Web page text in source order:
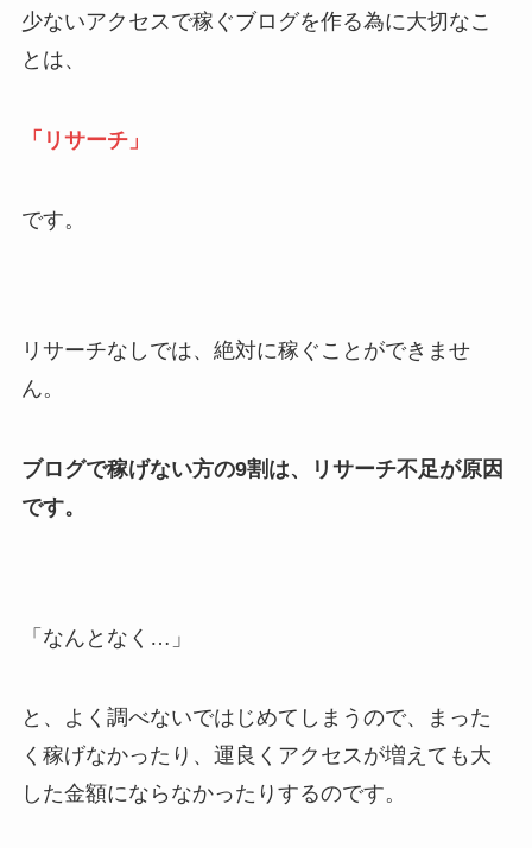
少ないアクセスで稼ぐブログを作る為に大切なこ
とは、
「リサーチ」
です。
リサーチなしでは、絶対に稼ぐことができませ
ん。
ブログで稼げない方の9割は、リサーチ不足が原因
です。
「なんとなく…」
と、よく調べないではじめてしまうので、まった
く稼げなかったり、運良くアクセスが増えても大
した金額にならなかったりするのです。